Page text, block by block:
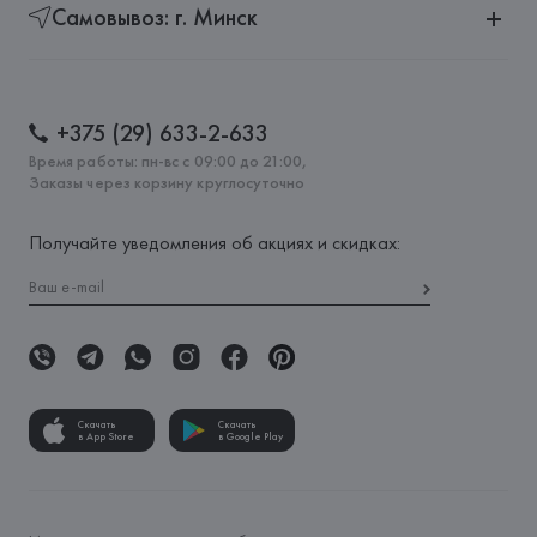
Самовывоз: г. Минск
+375 (29) 633-2-633
Время работы: пн-вс с 09:00 до 21:00,
Заказы через корзину круглосуточно
Получайте уведомления об акциях и скидках:
Скачать
в App Store
Скачать
в Google Play